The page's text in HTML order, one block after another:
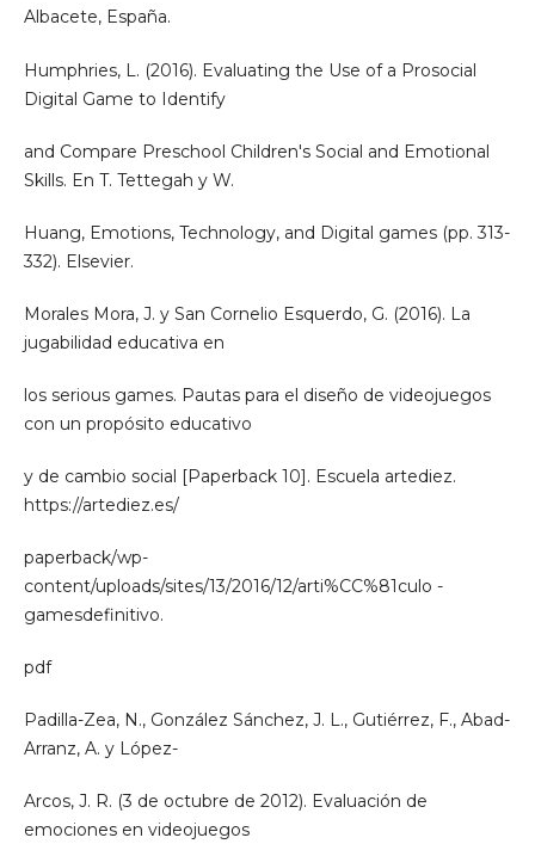
Albacete, España.
Humphries, L. (2016). Evaluating the Use of a Prosocial
Digital Game to Identify
and Compare Preschool Children's Social and Emotional
Skills. En T. Tettegah y W.
Huang, Emotions, Technology, and Digital games (pp. 313-
332). Elsevier.
Morales Mora, J. y San Cornelio Esquerdo, G. (2016). La
jugabilidad educativa en
los serious games. Pautas para el diseño de videojuegos
con un propósito educativo
y de cambio social [Paperback 10]. Escuela artediez.
https://artediez.es/
paperback/wp-
content/uploads/sites/13/2016/12/arti%CC%81culo -
gamesdefinitivo.
pdf
Padilla-Zea, N., González Sánchez, J. L., Gutiérrez, F., Abad-
Arranz, A. y López-
Arcos, J. R. (3 de octubre de 2012). Evaluación de
emociones en videojuegos